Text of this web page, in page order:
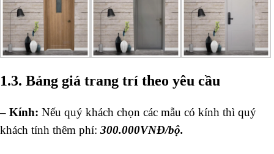
1.3. Bảng giá trang trí theo yêu cầu
– Kính: Nếu quý khách chọn các mẫu có kính thì quý
khách tính thêm phí: 300.000VNĐ/bộ.